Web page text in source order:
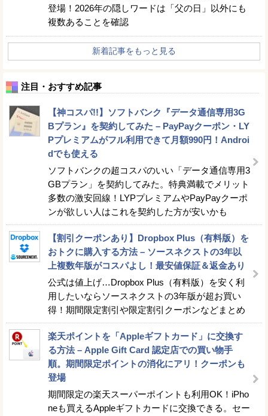
登場！2026年の隠しワードは「父の日」以外にも
複数あることを確認
新着記事をもっと見る
注目・おすすめ記事
【神コスパ!!】ソフトバンク『データ通信専用3G
Bプラン』を契約してみた – PayPayクーポン・LY
Pプレミアムがフル利用できて月額990円！Androi
dでも使える
ソフトバンクの超コスパのいい「データ通信専用3
GBプラン」を契約してみた。特典満載でメリット
多数の激安回線！LYPプレミアムやPayPayクーポ
ンが欲しい人はこれを契約した方が安いかも
【割引クーポンあり】Dropbox Plus（有料版）を
おトクに購入する方法 – ソースネクストの3年以
上複数年版がコスパよし！最安値保証＆返金あり
公式は値上げ…Dropbox Plus（有料版）を安く利
用したいならソースネクストの3年版が超お買い
得！期間限定割引や限定割引クーポンなどまとめ
楽天ポイントを「Appleギフトカード」に交換す
る方法 – Apple Gift Card 認定店での買い物手
順。期間限定ポイントの消化にアリ！クーポンも
登場
期間限定の楽天スーパーポイントも利用OK！iPho
neも買えるAppleギフトカードに交換できる。セー